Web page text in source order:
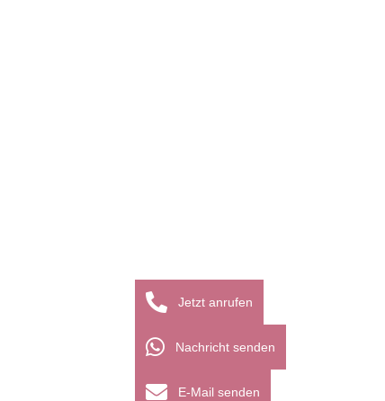
Jetzt anrufen
Nachricht senden
E-Mail senden